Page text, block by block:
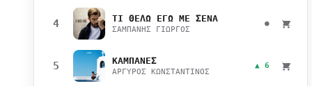
4 ΤΙ ΘΕΛΩ ΕΓΩ ΜΕ ΣΕΝΑ
ΣΑΜΠΑΝΗΣ ΓΙΩΡΓΟΣ
●
5 ΚΑΜΠΑΝΕΣ
ΑΡΓΥΡΟΣ ΚΩΝΣΤΑΝΤΙΝΟΣ
▲ 6